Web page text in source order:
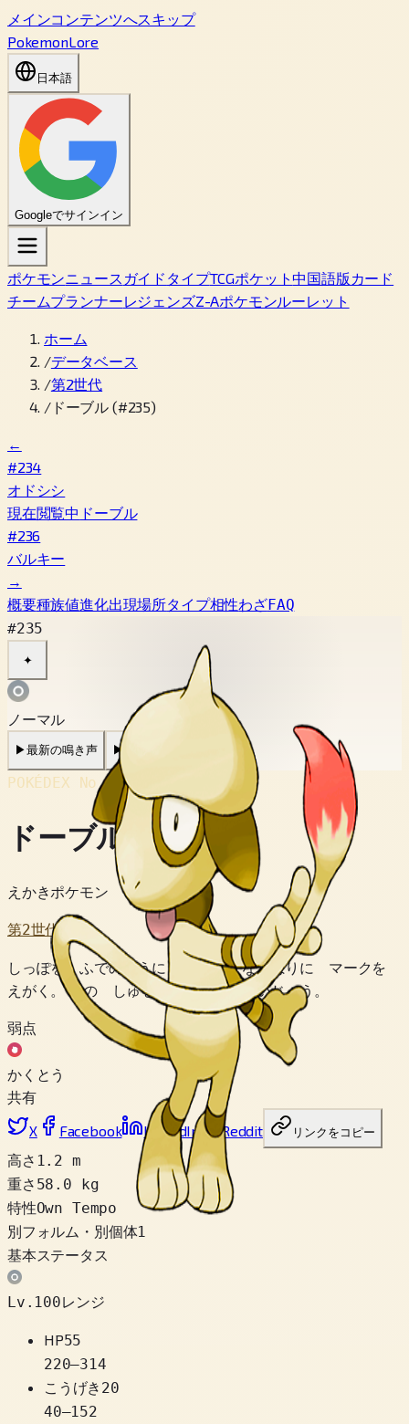
メインコンテンツへスキップ
PokemonLore
日本語
Googleでサインイン
ポケモンニュース ガイド タイプTCGポケット中国語版カード
チームプランナーレジェンズZ-Aポケモンルーレット
ホーム
/データベース
/第2世代
/ドーブル (#235)
←
#234
オドシシ
現在閲覧中 ドーブル
#236
バルキー
→
概要種族値進化出現場所タイプ相性わざFAQ
#235
✦
ノーマル
▶最新の鳴き声 ▶
POKÉDEX No. #235
ドーブル
えかきポケモン
第2世代
しっぽを ふでのように つかって なわばりに マークを
えがく。 その しゅるいは ５０００いじょう。
弱点
かくとう
共有
X
Facebook LinkedIn Reddit リンクをコピー
高さ 1.2 m
重さ 58.0 kg
特性Own Tempo
別フォルム・別個体1
基本ステータス
Lv.100レンジ
HP55
220–314
こうげき 20
40–152